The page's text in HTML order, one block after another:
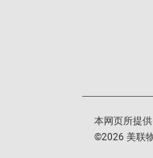
本网页所提
©2026 美联